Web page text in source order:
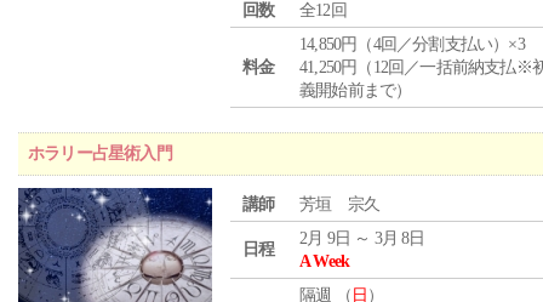
回数
全12回
料金
14,850円（4回／分割支払い）×3
41,250円（12回／一括前納支払※
義開始前まで）
ホラリー占星術入門
講師 芳垣 宗久
日程
2月 9日 ～ 3月 8日
A Week
隔週 （ 日 ）